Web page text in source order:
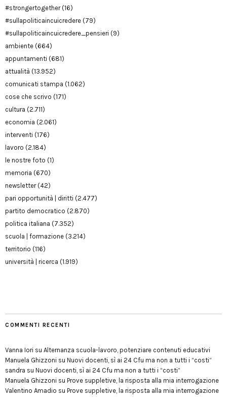
#strongertogether(16)
#sullapoliticaincuicredere (79)
#sullapoliticaincuicredere_pensieri (9)
ambiente (664)
appuntamenti (681)
attualità (13.952)
comunicati stampa (1.062)
cose che scrivo (171)
cultura (2.711)
economia (2.061)
interventi (176)
lavoro (2.184)
le nostre foto (1)
memoria (670)
newsletter(42)
pari opportunità | diritti (2.477)
partito democratico (2.870)
politica italiana (7.352)
scuola | formazione (3.214)
territorio (116)
università | ricerca (1.919)
COMMENTI RECENTI
Vanna Iori su Alternanza scuola-lavoro, potenziare contenuti educativi
Manuela Ghizzoni su Nuovi docenti, sì ai 24 Cfu ma non a tutti i “costi”
sandra su Nuovi docenti, sì ai 24 Cfu ma non a tutti i “costi”
Manuela Ghizzoni su Prove suppletive, la risposta alla mia interrogazione
Valentino Amadio su Prove suppletive, la risposta alla mia interrogazione